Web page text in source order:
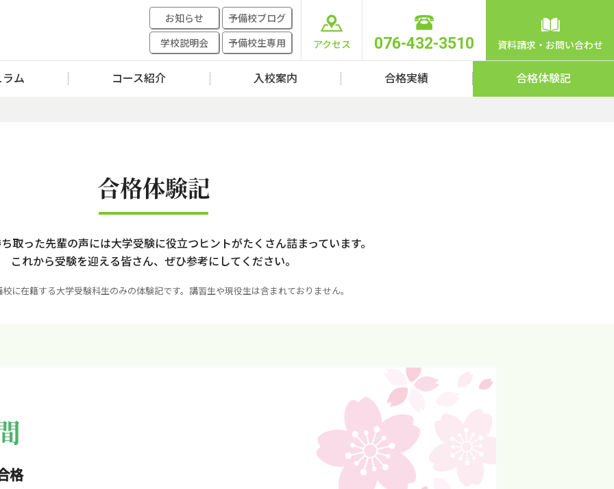
お知らせ
予備校ブログ
学校説明会
予備校生専用 アクセス 076-432-3510 資料請求・お問い合わせ
ム コース紹介 入校案内 合格実績 合格体験記
合格体験記
取った先輩の声には大学受験に役立つヒントがたくさん詰まっています。
これから受験を迎える皆さん、ぜひ参考にしてください。
に在籍する大学受験科生のみの体験記です。 講習生や現役生は含まれておりません。
格